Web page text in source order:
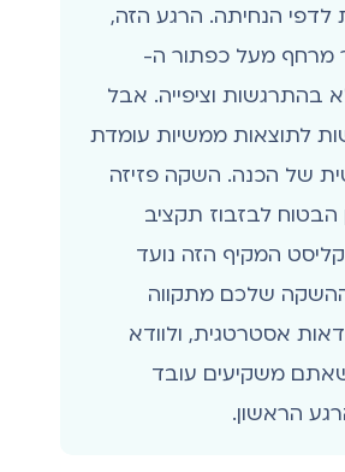
לדפי הנחיתה. הרגע הזה,
מרחף מעל כפתור ה-
בהתרגשות וציפייה. אבל
לתוצאות ממשיות עומדת
של הכנה. השקה פזיזה
הבטוח לבזבוז תקציב
המקיף הזה נועד
שלכם מתקווה
אסטרטגית, ולוודא
משקיעים עובד
הראשון.